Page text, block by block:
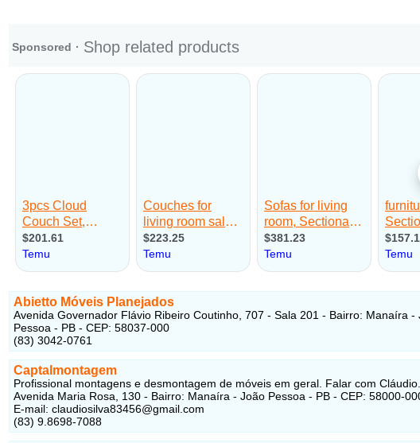
Abietto Móveis Planejados
Avenida Governador Flávio Ribeiro Coutinho, 707 - Sala 201 - Bairro: Manaíra -
Pessoa - PB - CEP: 58037-000
(83) 3042-0761
Captalmontagem
Profissional montagens e desmontagem de móveis em geral. Falar com Cláudio.
Avenida Maria Rosa, 130 - Bairro: Manaíra - João Pessoa - PB - CEP: 58000-
E-mail: claudiosilva83456@gmail.com
(83) 9.8698-7088